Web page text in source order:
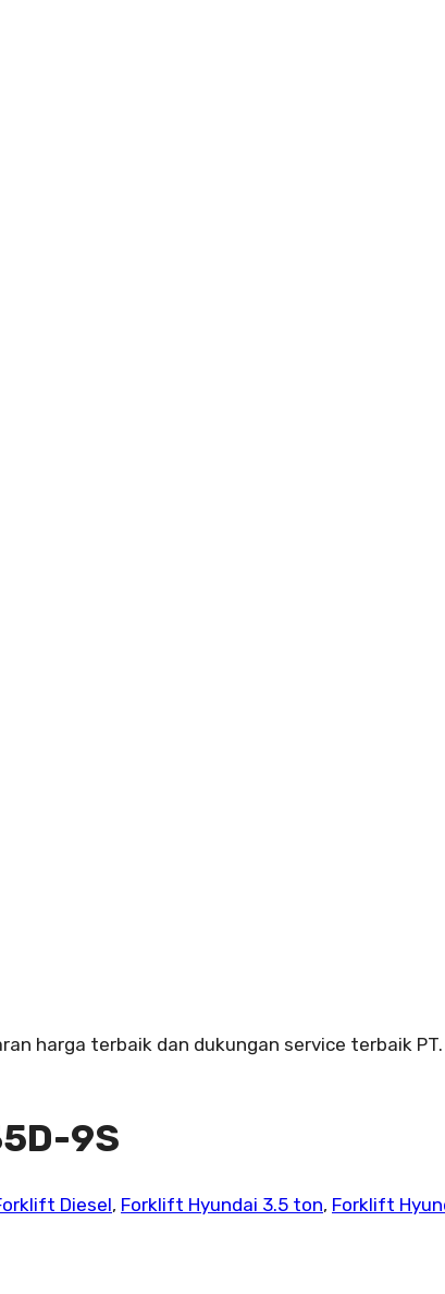
harga terbaik dan dukungan service terbaik
9S
Diesel, Forklift Hyundai 3.5 ton, Forklift